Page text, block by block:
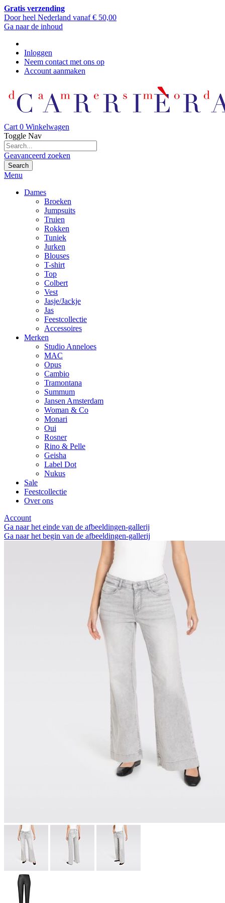
Gratis verzending
Door heel Nederland vanaf € 50,00
Ga naar de inhoud
Inloggen
Neem contact met ons op
Account aanmaken
Cart 0 Winkelwagen
Toggle Nav
Geavanceerd zoeken
Search
Menu
Dames
Broeken
Jumpsuits
Truien
Rokken
Tuniek
Jurken
Blouses
T-shirt
Top
Colbert
Vest
Jasje/Jackje
Jas
Feestcollectie
Accessoires
Merken
Studio Anneloes
MAC
Opus
Cambio
Tramontana
Summum
Jansen Amsterdam
Woman & Co
Monari
Oui
Rosner
Rino & Pelle
Geisha
Label Dot
Nukus
Sale
Feestcollectie
Over ons
Account
Ga naar het einde van de afbeeldingen-gallerij
Ga naar het begin van de afbeeldingen-gallerij